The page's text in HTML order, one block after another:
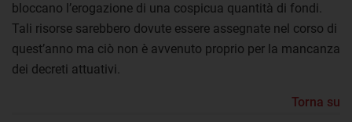
bloccano l’erogazione di una cospicua quantità di fondi.
Tali risorse sarebbero dovute essere assegnate nel corso di
quest’anno ma ciò non è avvenuto proprio per la mancanza
dei decreti attuativi.
Torna su